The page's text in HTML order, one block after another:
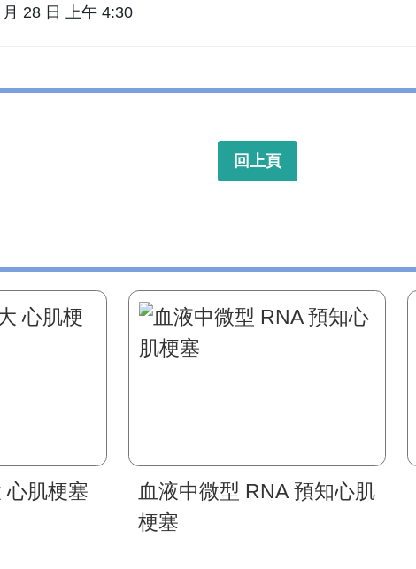
28 日 上午 4:30
回上頁
心肌梗塞
血液中微型 RNA 預知心肌
梗塞